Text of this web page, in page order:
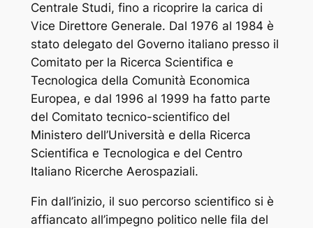
Centrale Studi, fino a ricoprire la carica di
Vice Direttore Generale. Dal 1976 al 1984 è
stato delegato del Governo italiano presso il
Comitato per la Ricerca Scientifica e
Tecnologica della Comunità Economica
Europea, e dal 1996 al 1999 ha fatto parte
del Comitato tecnico-scientifico del
Ministero dell’Università e della Ricerca
Scientifica e Tecnologica e del Centro
Italiano Ricerche Aerospaziali.
Fin dall’inizio, il suo percorso scientifico si è
affiancato all’impegno politico nelle fila del